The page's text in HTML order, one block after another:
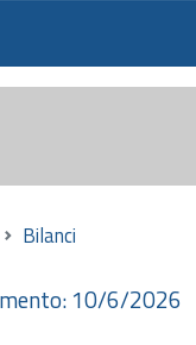
Bilanci
10/6/2026